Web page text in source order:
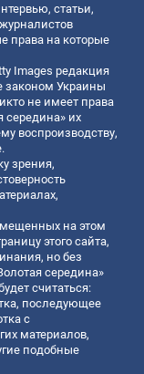
статьи,
права на которые
Images редакция
Украины
не имеет права
середина» их
воспроизводству,
зрения,
на этом
этого сайта,
но без
середина»
считаться:
последующее
с
материалов,
подобные